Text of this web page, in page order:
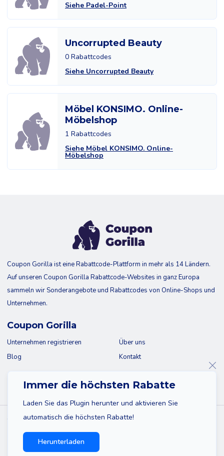
Siehe Padel-Point
Uncorrupted Beauty
0 Rabattcodes
Siehe Uncorrupted Beauty
Möbel KONSIMO. Online-
Möbelshop
1 Rabattcodes
Siehe Möbel KONSIMO. Online-
Möbelshop
Immer die höchsten Rabatte
Laden Sie das Plugin herunter und aktivieren Sie
automatisch die höchsten Rabatte!
Herunterladen
Coupon Gorilla ist eine Rabattcode-Plattform in mehr als 14 Ländern.
Auf unseren Coupon Gorilla Rabattcode-Websites in ganz Europa
sammeln wir Sonderangebote und Rabattcodes von Online-Shops und
Unternehmen.
Coupon Gorilla
Unternehmen registrieren
Blog
Über uns
Kontakt
© 2026 Coupon Gorilla
Sitemap
Haftungsausschluss